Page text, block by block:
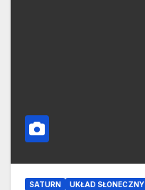
SATURN UKŁAD SŁONECZNY